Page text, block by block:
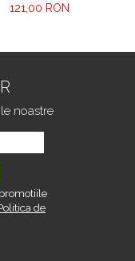
DVD VarioShop®,
anti-alunecare,
cu
/ Linux / Mac
OS, Negru
121,00 RON
noastre
de